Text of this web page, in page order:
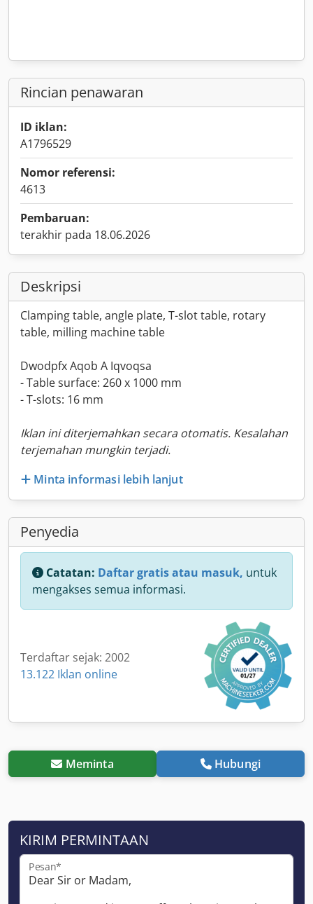
Rincian penawaran
ID iklan:
A1796529
Nomor referensi:
4613
Pembaruan:
terakhir pada 18.06.2026
Deskripsi
Clamping table, angle plate, T-slot table, rotary
table, milling machine table
Dwodpfx Aqob A Iqvoqsa
- Table surface: 260 x 1000 mm
- T-slots: 16 mm
Iklan ini diterjemahkan secara otomatis. Kesalahan
terjemahan mungkin terjadi.
Minta informasi lebih lanjut
Penyedia
Catatan: Daftar gratis atau masuk, untuk
mengakses semua informasi.
Terdaftar sejak: 2002
13.122 Iklan online
Meminta Hubungi
KIRIM PERMINTAAN
Pesan*